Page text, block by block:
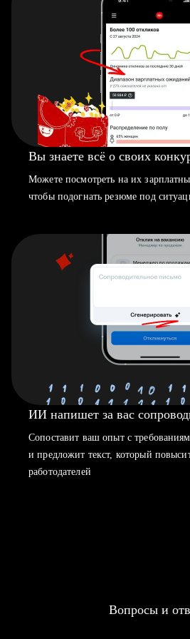
Вы знаете всё о своих
Можете посмотреть на их
чтобы подогнать резюме под
ИИ напишет за вас
Сопоставит ваш опыт с
и предложит текст, который
работодателей
Вопросы и